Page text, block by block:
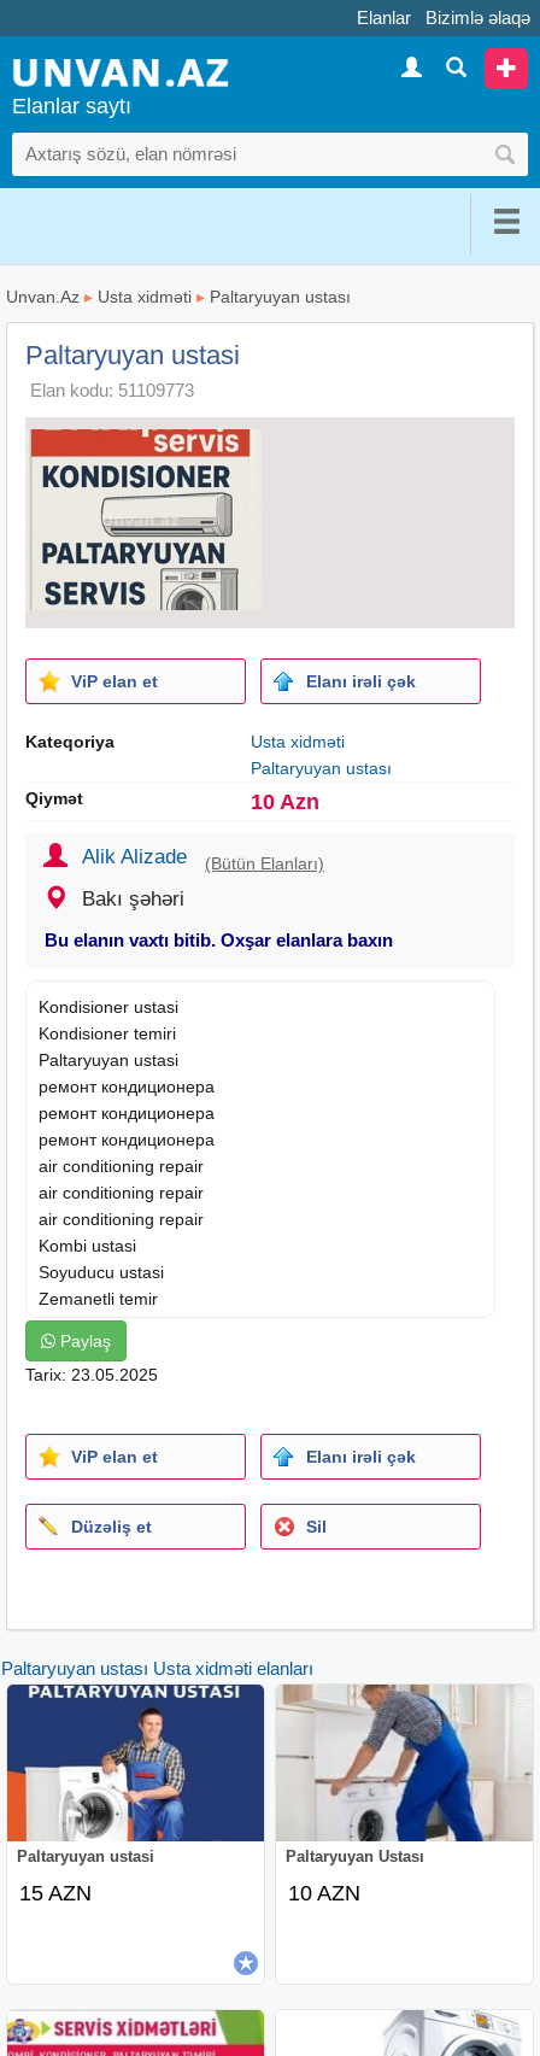
Elanlar Bizimlə əlaqə
Elanlar saytı
Unvan.Az ▸ Usta xidməti ▸ Paltaryuyan ustası
Paltaryuyan ustasi
Elan kodu: 51109773
ViP elan et Elanı irəli çək
Kateqoriya
Usta xidməti
Paltaryuyan ustası
Qiymət
10 Azn
Alik Alizade (Bütün Elanları)
Bakı şəhəri
Bu elanın vaxtı bitib. Oxşar elanlara baxın
Kondisioner ustasi
Kondisioner temiri
Paltaryuyan ustasi
ремонт кондиционера
ремонт кондиционера
ремонт кондиционера
air conditioning repair
air conditioning repair
air conditioning repair
Kombi ustasi
Soyuducu ustasi
Zemanetli temir
kilima servisHər növ kondisionerlərin təmiri və
qurasdırılması səliqəli və yüksək keyfiyyətlə.Görülən
işlərə zəmanət verilir.
кондисионер / kondisioner ustasi / kondisioner temiri /
kandisaner / kondisaner ustasi / kondisaner temiri
Hər Növ Kondisionerlərin Təmiri. Bütün Kondisionerləri
Zəmanətlə təmir edirik.
Kondisionere qaz vurulmasi
Kondisioner pultunun tenzimlenmesi
Kondinsioner borularinin cekilmesi
Freon Qazin Vurulması
Daima xidmətinizdəyik
samsung lg təmiri qaz vurulması plata və mator
dəyişilməsi kondisioner təmiri kondiysoner təmiri
kondisyaner təmiri kondiysaner təmiri kandisioner təmiri
kondiysoner temiri kondisyaner temiri kondiysaner temiri
kandisioner temiri kandiysoner temiri kandisyaner temiri
kandisaner temiri kandiysaner temiri kandisyoner temiri
kondisioner ustası kondiysoner ustası kondisyaner ustası
Paylaş
Tarix: 23.05.2025
ViP elan et Elanı irəli çək
Düzəliş et Sil
Paltaryuyan ustası Usta xidməti elanları
Paltaryuyan ustasi
15 AZN
Paltaryuyan Ustası
10 AZN